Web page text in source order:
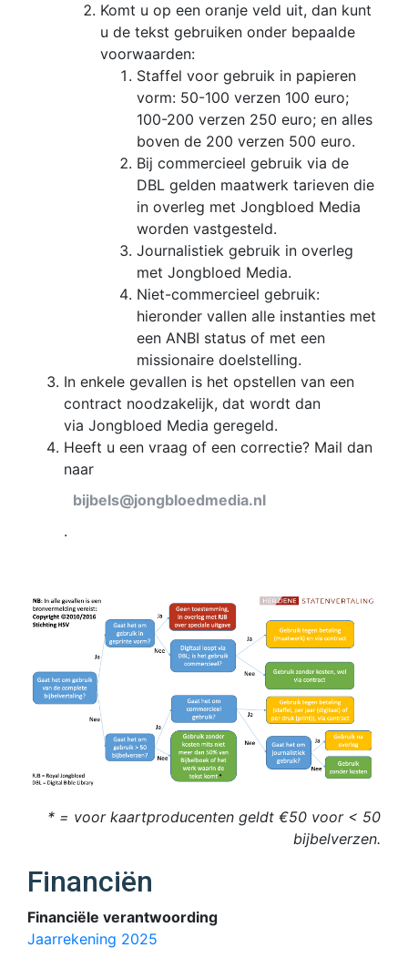
Komt u op een oranje veld uit, dan kunt
u de tekst gebruiken onder bepaalde
voorwaarden:
Staffel voor gebruik in papieren
vorm: 50-100 verzen 100 euro;
100-200 verzen 250 euro; en alles
boven de 200 verzen 500 euro.
Bij commercieel gebruik via de
DBL gelden maatwerk tarieven die
in overleg met Jongbloed Media
worden vastgesteld.
Journalistiek gebruik in overleg
met Jongbloed Media.
Niet-commercieel gebruik:
hieronder vallen alle instanties met
een ANBI status of met een
missionaire doelstelling.
In enkele gevallen is het opstellen van een
contract noodzakelijk, dat wordt dan
via Jongbloed Media geregeld.
Heeft u een vraag of een correctie? Mail dan
naar
bijbels@jongbloedmedia.nl
.
* = voor kaartproducenten geldt €50 voor < 50
bijbelverzen.
Financiën
Financiële verantwoording
Jaarrekening 2025